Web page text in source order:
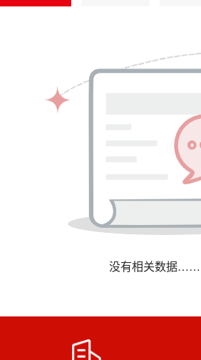
没有相关数据……